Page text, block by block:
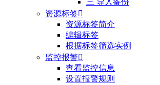
资源标签
资源标签简介
编辑标签
根据标签筛选实例
监控报警
查看监控信息
设置报警规则